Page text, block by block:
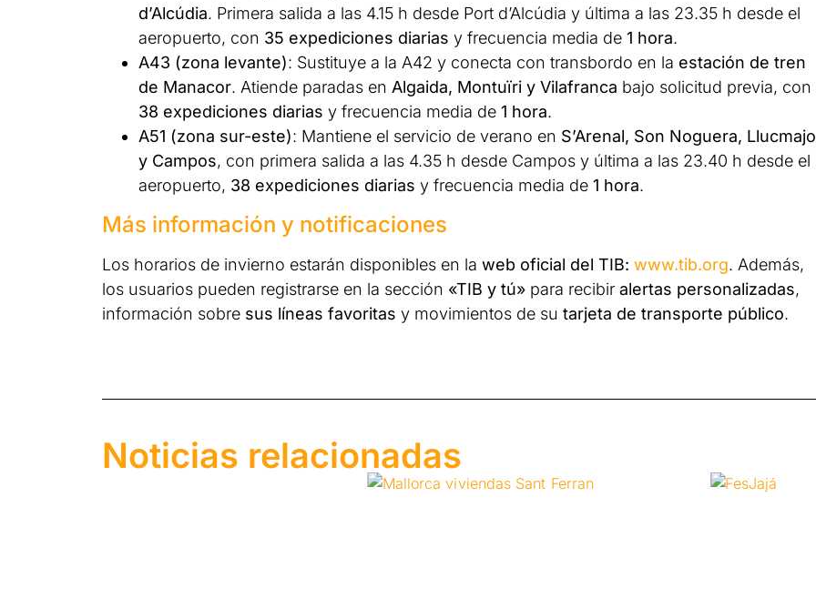
d’Alcúdia. Primera salida a las 4.15 h desde Port d’Alcúdia y última a las 23.35 h desde el
aeropuerto, con 35 expediciones diarias y frecuencia media de 1 hora.
A43 (zona levante): Sustituye a la A42 y conecta con transbordo en la estación de tren
de Manacor. Atiende paradas en Algaida, Montuïri y Vilafranca bajo solicitud previa, con
38 expediciones diarias y frecuencia media de 1 hora.
A51 (zona sur-este): Mantiene el servicio de verano en S’Arenal, Son Noguera,
y Campos, con primera salida a las 4.35 h desde Campos y última a las 23.40 h desde el
aeropuerto, 38 expediciones diarias y frecuencia media de 1 hora.
Más información y notificaciones
Los horarios de invierno estarán disponibles en la web oficial del TIB: www.tib.org. Además,
los usuarios pueden registrarse en la sección «TIB y tú» para recibir alertas personalizadas,
información sobre sus líneas favoritas y movimientos de su tarjeta de transporte público.
Noticias relacionadas